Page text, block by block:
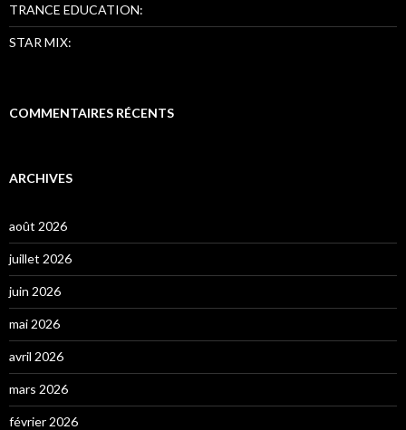
TRANCE EDUCATION:
STAR MIX:
COMMENTAIRES RÉCENTS
ARCHIVES
août 2026
juillet 2026
juin 2026
mai 2026
avril 2026
mars 2026
février 2026